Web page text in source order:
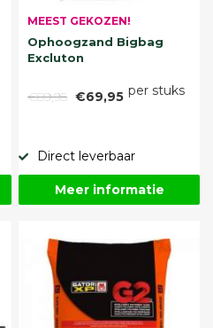
MEEST GEKOZEN!
Ophoogzand Bigbag
Excluton
€89,95 €69,95 per stuks
Direct leverbaar
Meer informatie